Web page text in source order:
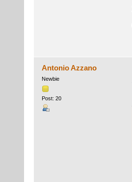
Antonio Azzano
Newbie
Post: 20